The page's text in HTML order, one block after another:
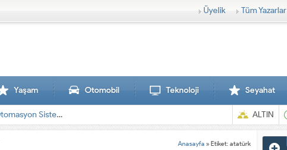
Üyelik Tüm Yazarlar
Yaşam Otomobil Teknoloji Seyahat
ALTIN
Anasayfa »Etiket: atatürk